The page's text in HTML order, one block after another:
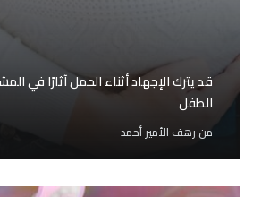
قد يترك الإجهاد أثناء الحمل آثارًا في
الطفل
من رهف الأمير أحمد